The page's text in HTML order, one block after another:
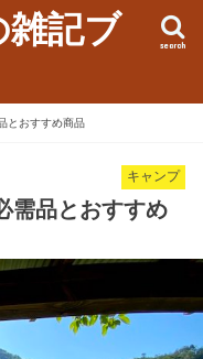
雑記ブ
search
とおすすめ商品
キャンプ
需品とおすすめ